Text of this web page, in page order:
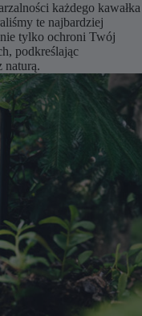
każdego kawałka
te najbardziej
tylko ochroni Twój
podkreślając
naturą.